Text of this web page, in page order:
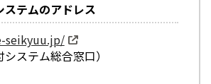
ステムのアドレス
seikyuu.jp/
システム総合窓口）